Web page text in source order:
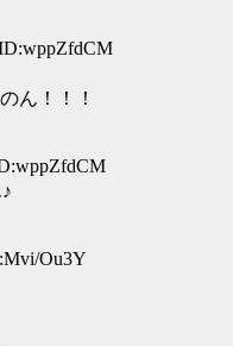
ん！！！
Ou3Y